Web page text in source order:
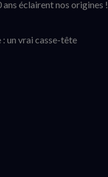
éclairent nos origines !
: un vrai casse-tête